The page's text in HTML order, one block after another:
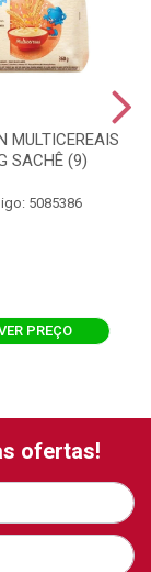
MULTICEREAIS
SACHÊ (9)
5085386
PREÇO
ofertas!